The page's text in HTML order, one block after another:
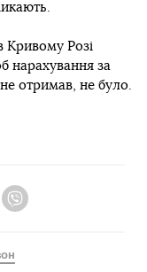
Кривому Розі
нарахування за
отримав, не було.